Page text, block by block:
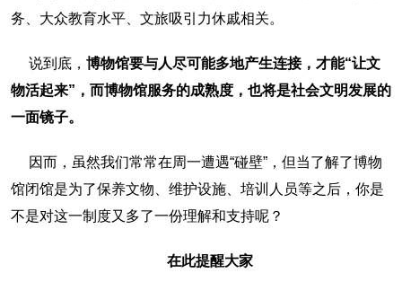
务、大众教育水平、文旅吸引力休戚相关。
说到底， 博物馆要与人尽可能多地产生连接，才能“让文
物活起来”，而博物馆服务的成熟度，也将是社会文明发展的
一面镜子。
因而，虽然我们常常在周一遭遇“碰壁”，但当了解了博物
馆闭馆是为了保养文物、维护设施、培训人员等之后，你是
不是对这一制度又多了一份理解和支持呢？
在此提醒大家